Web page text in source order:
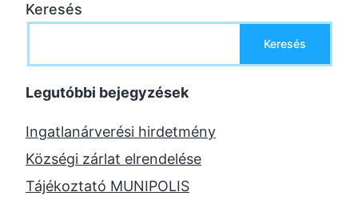
Keresés
Keresés
Legutóbbi bejegyzések
Ingatlanárverési hirdetmény
Községi zárlat elrendelése
Tájékoztató MUNIPOLIS